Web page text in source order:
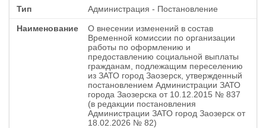
Администрация - Постановление
О внесении изменений в состав
Временной комиссии по организации
работы по оформлению и
предоставлению социальной выплаты
гражданам, подлежащим переселению
из ЗАТО город Заозерск, утвержденный
постановлением Администрации ЗАТО
города Заозерска от 10.12.2015 № 837
(в редакции постановления
Администрации ЗАТО город Заозерск от
18.02.2026 № 82)